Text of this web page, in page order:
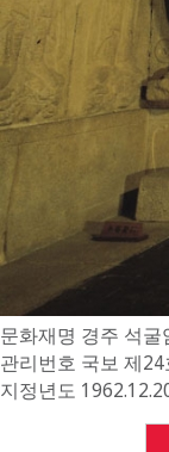
문화재명 경주 석굴
관리번호 국보 제24
지정년도